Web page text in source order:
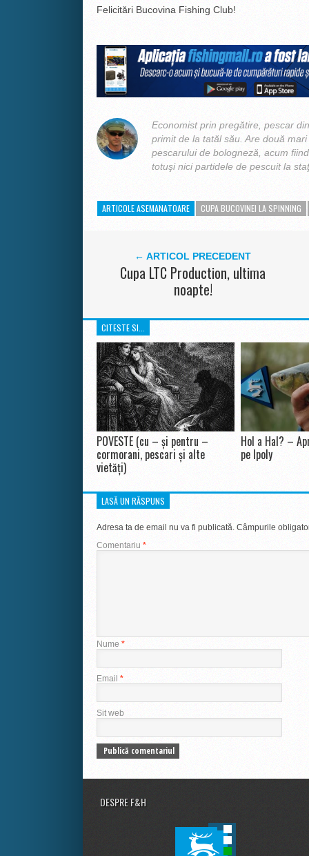
Felicitări Bucovina Fishing Club!
Economist prin pregătire, pescar
primit de la tatăl său. Are două
pescarului de bologneză, acum
totuşi nici partidele de pescuit la
ARTICOLE ASEMANATOARE CUPA BUCOVINEI LA SPINNING
← ARTICOL PRECEDENT
Cupa LTC Production, ultima
noapte!
CITESTE SI...
POVESTE (cu – și pentru –
cormorani, pescari și alte
vietăți)
Hol a Hal? –
pe Ipoly
LASĂ UN RĂSPUNS
Adresa ta de email nu va fi publicată. Câmpurile
Comentariu *
Nume *
Email *
Sit web
DESPRE F&H